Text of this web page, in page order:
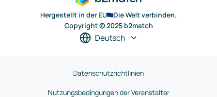
Hergestellt in der EU
Die Welt verbinden.
Copyright © 2025 b2match
Deutsch
Datenschutzrichtlinien
Nutzungsbedingungen der Veranstalter